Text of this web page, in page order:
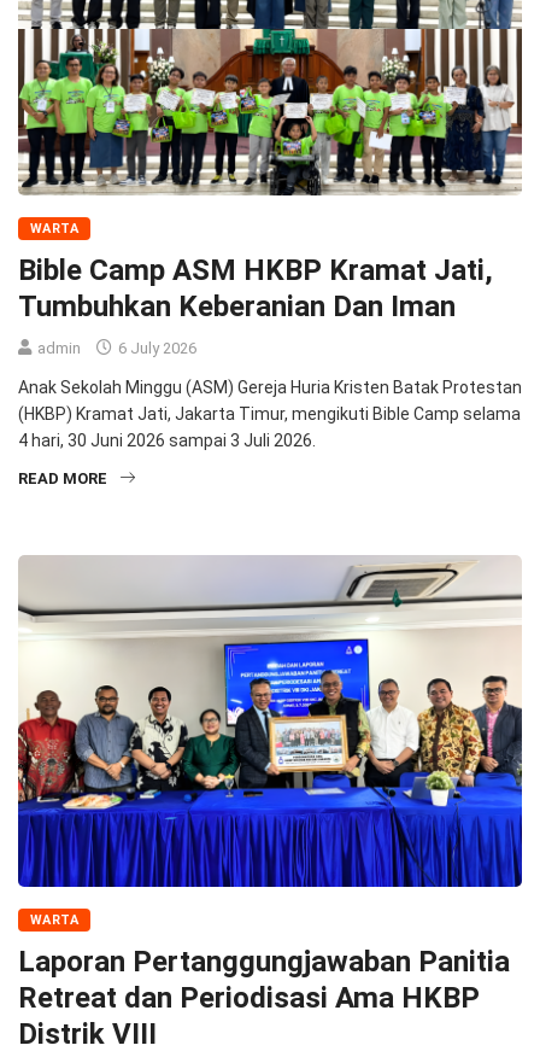
WARTA
Bible Camp ASM HKBP Kramat Jati,
Tumbuhkan Keberanian Dan Iman
admin 6 July 2026
Anak Sekolah Minggu (ASM) Gereja Huria Kristen Batak Protestan
(HKBP) Kramat Jati, Jakarta Timur, mengikuti Bible Camp selama
4 hari, 30 Juni 2026 sampai 3 Juli 2026.
READ MORE
WARTA
Laporan Pertanggungjawaban Panitia
Retreat dan Periodisasi Ama HKBP
Distrik VIII